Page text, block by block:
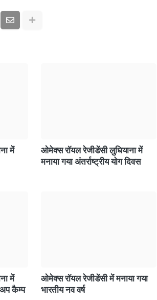
में
ओमेक्स रॉयल रेजीडेंसी लुधियाना में
मनाया गया अंतर्राष्ट्रीय योग दिवस
में
कैम्प
ओमेक्स रॉयल रेजीडेंसी में मनाया गया
भारतीय नव वर्ष